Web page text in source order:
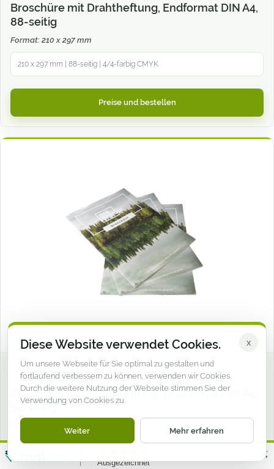
Broschüre mit Drahtheftung, Endformat DIN A4,
88-seitig
Format: 210 x 297 mm
210 x 297 mm | 88-seitig | 4/4-farbig CMYK
Preise und bestellen
Broschüre mit Drahtheftung, Endformat DIN A4,
92-seitig
Diese Website verwendet Cookies.
Um unsere Webseite für Sie optimal zu gestalten und
fortlaufend verbessern zu können, verwenden wir Cookies.
Durch die weitere Nutzung der Webseite stimmen Sie der
Verwendung von Cookies zu.
Weiter Mehr erfahren
x
✕